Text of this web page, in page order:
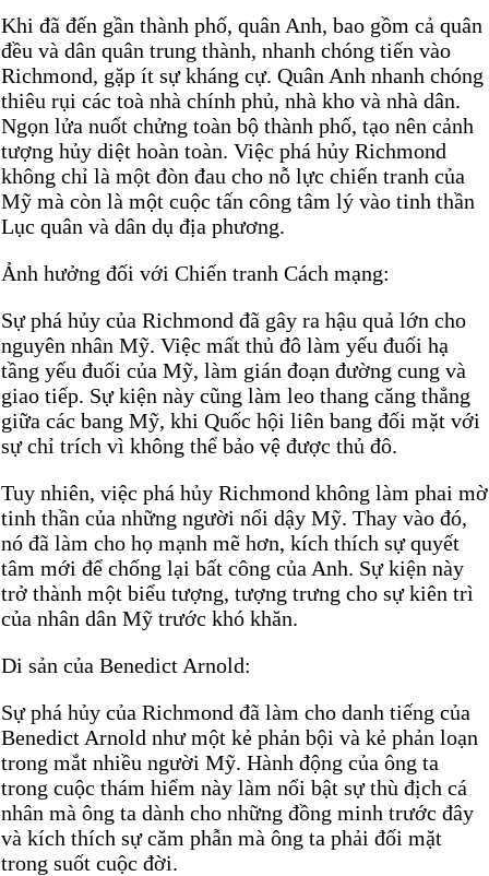
Khi đã đến gần thành phố, quân Anh, bao gồm cả quân
đều và dân quân trung thành, nhanh chóng tiến vào
Richmond, gặp ít sự kháng cự. Quân Anh nhanh chóng
thiêu rụi các toà nhà chính phủ, nhà kho và nhà dân.
Ngọn lửa nuốt chửng toàn bộ thành phố, tạo nên cảnh
tượng hủy diệt hoàn toàn. Việc phá hủy Richmond
không chỉ là một đòn đau cho nỗ lực chiến tranh của
Mỹ mà còn là một cuộc tấn công tâm lý vào tinh thần
Lục quân và dân dụ địa phương.
Ảnh hưởng đối với Chiến tranh Cách mạng:
Sự phá hủy của Richmond đã gây ra hậu quả lớn cho
nguyên nhân Mỹ. Việc mất thủ đô làm yếu đuối hạ
tầng yếu đuối của Mỹ, làm gián đoạn đường cung và
giao tiếp. Sự kiện này cũng làm leo thang căng thẳng
giữa các bang Mỹ, khi Quốc hội liên bang đối mặt với
sự chỉ trích vì không thể bảo vệ được thủ đô.
Tuy nhiên, việc phá hủy Richmond không làm phai mờ
tinh thần của những người nổi dậy Mỹ. Thay vào đó,
nó đã làm cho họ mạnh mẽ hơn, kích thích sự quyết
tâm mới để chống lại bất công của Anh. Sự kiện này
trở thành một biểu tượng, tượng trưng cho sự kiên trì
của nhân dân Mỹ trước khó khăn.
Di sản của Benedict Arnold:
Sự phá hủy của Richmond đã làm cho danh tiếng của
Benedict Arnold như một kẻ phản bội và kẻ phản loạn
trong mắt nhiều người Mỹ. Hành động của ông ta
trong cuộc thám hiểm này làm nổi bật sự thù địch cá
nhân mà ông ta dành cho những đồng minh trước đây
và kích thích sự căm phẫn mà ông ta phải đối mặt
trong suốt cuộc đời.